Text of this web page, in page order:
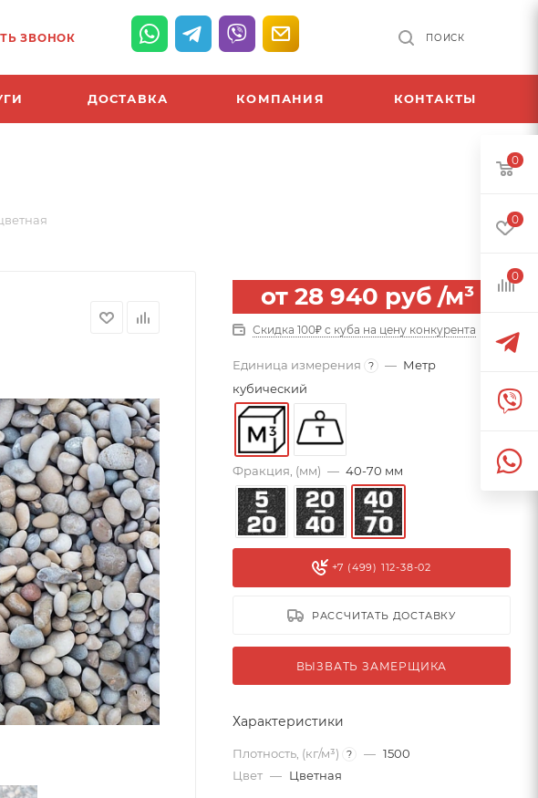
ЗВОНОК ПОИСК
ДОСТАВКА КОМПАНИЯ КОНТАКТЫ
от 28 940 руб /м³
Скидка 100₽ с куба на цену конкурента
Единица измерения ? — Метр
кубический
Фракция, (мм) — 40-70 мм
+7 (499) 112-38-02
РАССЧИТАТЬ ДОСТАВКУ
ВЫЗВАТЬ ЗАМЕРЩИКА
Характеристики
Плотность, (кг/м³) ? — 1500
Цвет — Цветная
0
0
0